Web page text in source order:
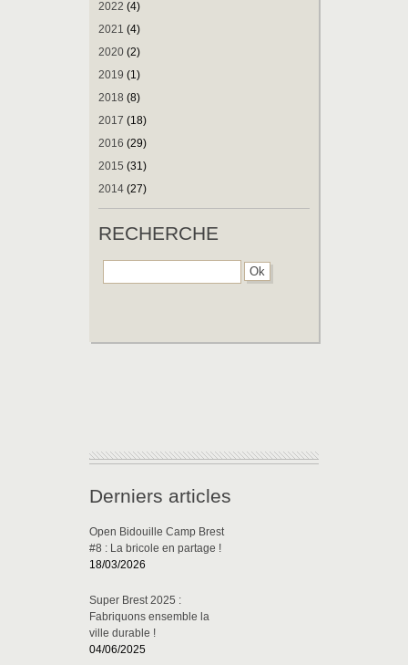
2022 (4)
2021 (4)
2020 (2)
2019 (1)
2018 (8)
2017 (18)
2016 (29)
2015 (31)
2014 (27)
RECHERCHE
Derniers articles
Open Bidouille Camp Brest
#8 : La bricole en partage !
18/03/2026
Super Brest 2025 :
Fabriquons ensemble la
ville durable !
04/06/2025